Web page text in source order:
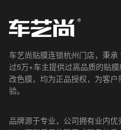
车艺尚贴膜连锁杭州门店，秉承
过5万+车主提供过高品质的贴
改色膜，均为正品授权，为客
验。
品牌源于专业，公司拥有业内